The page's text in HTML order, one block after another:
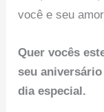
você e seu
Quer vocês
seu
dia especial.